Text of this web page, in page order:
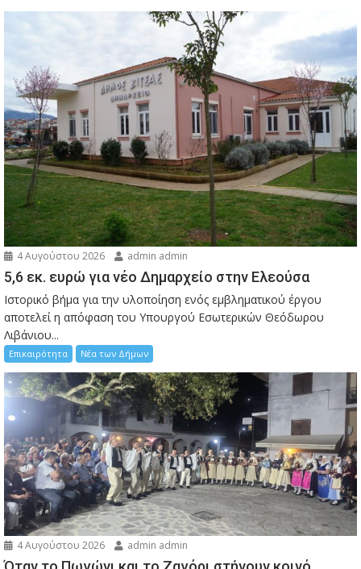
4 Αυγούστου 2026 admin admin
5,6 εκ. ευρώ για νέο Δημαρχείο στην Ελεούσα
Ιστορικό βήμα για την υλοποίηση ενός εμβληματικού έργου
αποτελεί η απόφαση του Υπουργού Εσωτερικών Θεόδωρου
Λιβάνιου...
Επικαιρότητα Νέα των Δήμων
4 Αυγούστου 2026 admin admin